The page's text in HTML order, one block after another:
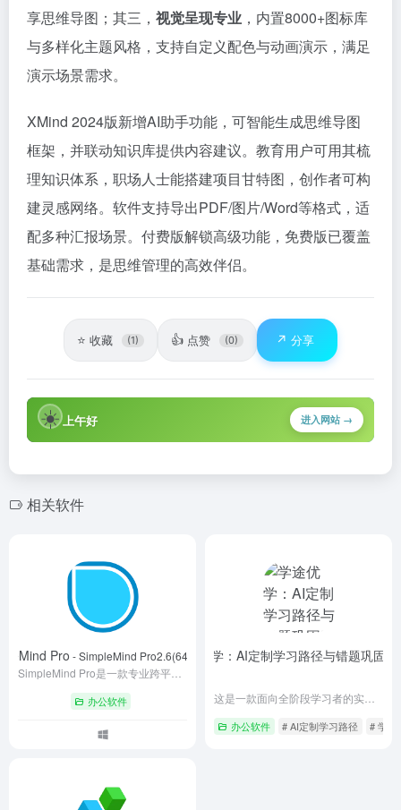
享思维导图；其三， 视觉呈现专业 ，内置8000+图标库
与多样化主题风格，支持自定义配色与动画演示，满足
演示场景需求。
XMind 2024版新增AI助手功能，可智能生成思维导图
框架，并联动知识库提供内容建议。教育用户可用其梳
理知识体系，职场人士能搭建项目甘特图，创作者可构
建灵感网络。软件支持导出PDF/图片/Word等格式，适
配多种汇报场景。付费版解锁高级功能，免费版已覆盖
基础需求，是思维管理的高效伴侣。
⭐ 收藏 (1) 👍 点赞 (0) ↗️ 分享
☀️ 上午好 进入网站 →
相关软件
Pro - SimpleMind Pro2.6(64bit)-Win
办公软件
新 学途优学：AI定制学习路径与错题巩固
办公软件 # AI定制学习路径 # 学习